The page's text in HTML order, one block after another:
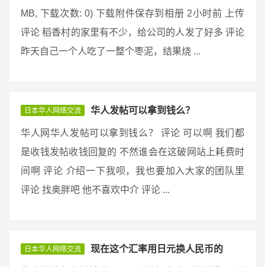
MB, 下载次数: 0) 下载附件保存到相册 2小时前 上传
评论 稻香村的家里有不少，给公司的人发了好多 评论
昨天自己一个人吃了一整个枣泥，结果烧 ...
日本华人网络交流 华人发帖可以拿到钱么？
华人网华人发帖可以拿到钱么？ 评论 可以啊 我们都
是收钱发帖收钱回复的 不然谁会在这破网站上耗费时
间啊 评论 介绍一下我呗，我也要加入大家的团队里
评论 找奥胖吧 他不喜欢中介 评论 ...
日本华人网络交流 现在这个汇率用日元换人民币的